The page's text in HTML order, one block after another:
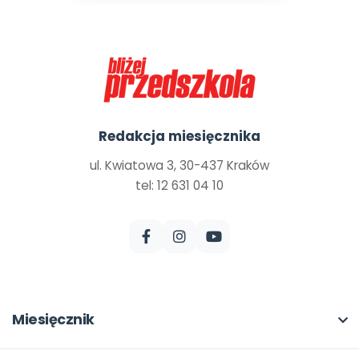
Redakcja miesięcznika
ul. Kwiatowa 3, 30-437 Kraków
tel: 12 631 04 10
Miesięcznik